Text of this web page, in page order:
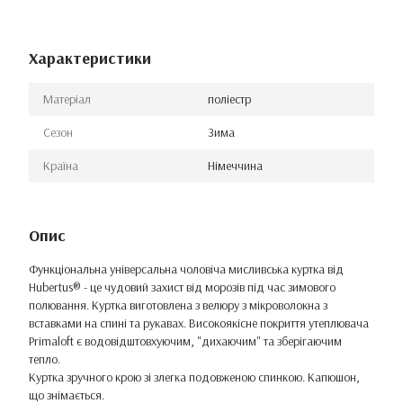
Характеристики
Матеріал поліестр
Сезон Зима
Країна Німеччина
Опис
Функціональна універсальна чоловіча мисливська куртка від
Hubertus® - це чудовий захист від морозів під час зимового
полювання. Куртка виготовлена ​​з велюру з мікроволокна з
вставками на спині та рукавах. Високоякісне покриття утеплювача
Primaloft є водовідштовхуючим, "дихаючим" та зберігаючим
тепло.
Куртка зручного крою зі злегка подовженою спинкою. Капюшон,
що знімається.